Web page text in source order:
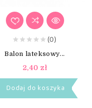
(0)
Balon lateksowy...
2,40 zł
Dodaj do koszyka